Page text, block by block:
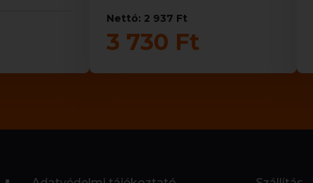
Nettó: 2 937 Ft
3 730 Ft